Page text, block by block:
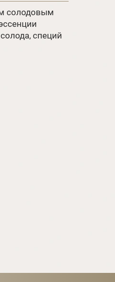
солодовым
специй